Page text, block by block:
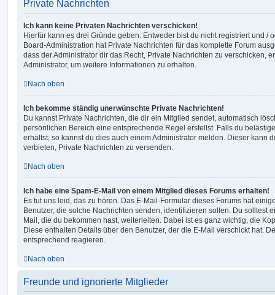
Private Nachrichten
Ich kann keine Privaten Nachrichten verschicken!
Hierfür kann es drei Gründe geben: Entweder bist du nicht registriert und /
Board-Administration hat Private Nachrichten für das komplette Forum
dass der Administrator dir das Recht, Private Nachrichten zu verschicken,
Administrator, um weitere Informationen zu erhalten.
Nach oben
Ich bekomme ständig unerwünschte Private Nachrichten!
Du kannst Private Nachrichten, die dir ein Mitglied sendet, automatisch
persönlichen Bereich eine entsprechende Regel erstellst. Falls du
erhältst, so kannst du dies auch einem Administrator melden. Dieser kann
verbieten, Private Nachrichten zu versenden.
Nach oben
Ich habe eine Spam-E-Mail von einem Mitglied dieses Forums erhalten!
Es tut uns leid, das zu hören. Das E-Mail-Formular dieses Forums hat
Benutzer, die solche Nachrichten senden, identifizieren sollen. Du solltest
Mail, die du bekommen hast, weiterleiten. Dabei ist es ganz wichtig, die
Diese enthalten Details über den Benutzer, der die E-Mail verschickt hat.
entsprechend reagieren.
Nach oben
Freunde und ignorierte Mitglieder